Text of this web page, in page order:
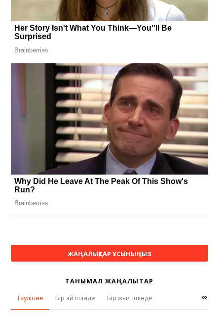
ЖАҢАЛЫҚТАР ҰСЫНЫҢЫЗ
ТАНЫМАЛ ЖАҢАЛЫҚТАР
Тәулігіне
Бір ай ішінде Бір жыл ішінде ∞